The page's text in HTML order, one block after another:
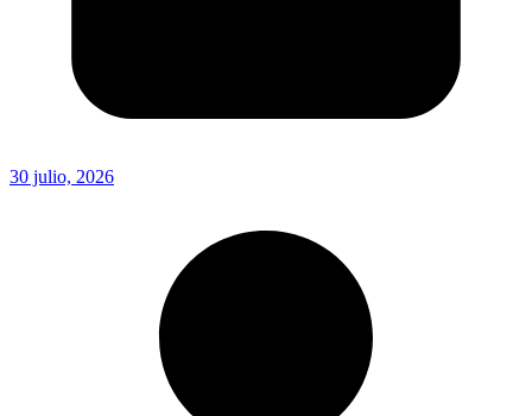
30 julio, 2026